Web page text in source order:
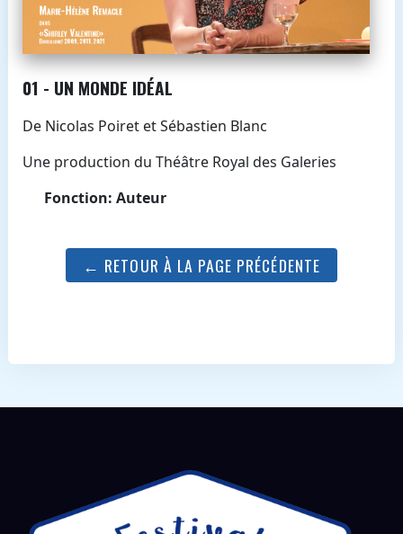
01 - UN MONDE IDÉAL
De Nicolas Poiret et Sébastien Blanc
Une production du Théâtre Royal des Galeries
Fonction: Auteur
← RETOUR À LA PAGE PRÉCÉDENTE